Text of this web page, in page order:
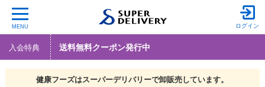
MENU ログイン
入会特典 送料無料クーポン発行中
健康フーズはスーパーデリバリーで卸販売しています。